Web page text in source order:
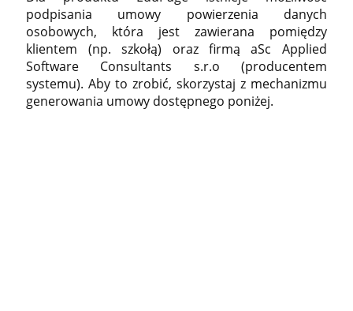
podpisania umowy powierzenia danych
osobowych, która jest zawierana pomiędzy
klientem (np. szkołą) oraz firmą aSc Applied
Software Consultants s.r.o (producentem
systemu). Aby to zrobić, skorzystaj z mechanizmu
generowania umowy dostępnego poniżej.